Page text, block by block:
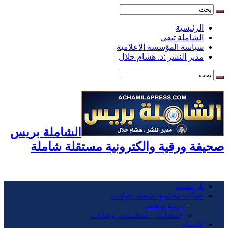
تيفي
المؤسسة الاعلامية
النشر :ذ. هشام حلال
الشاملة بريس
ورقية والكترونية مستقلة شاملة
مجتمع- صحة- حوادت
تربية وتعليم
جمعيات – منظمات- ونقابات